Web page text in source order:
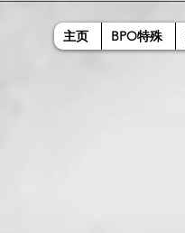
主页 BPO特殊